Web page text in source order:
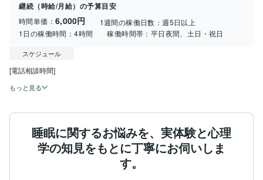
継続（時給/月給）の予算目安
時間単価： 6,000円 1週間の稼働日数：週5日以上
1日の稼働時間：4時間 稼働時間帯： 平日夜間、土日・祝日
スケジュール
[電話相談時間]
もっと見る
睡眠に関するお悩みを、実体験と心理
学の知見をもとに丁寧にお伺いしま
す。